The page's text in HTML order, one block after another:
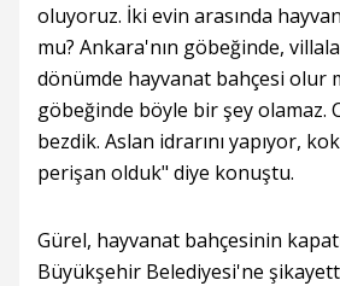
oluyoruz. İki evin arasında
mu? Ankara'nın göbeğinde,
dönümde hayvanat bahçesi olur
göbeğinde böyle bir şey olamaz.
bezdik. Aslan idrarını yapıyor,
perişan olduk" diye konuştu.
Gürel, hayvanat bahçesinin
Büyükşehir Belediyesi'ne